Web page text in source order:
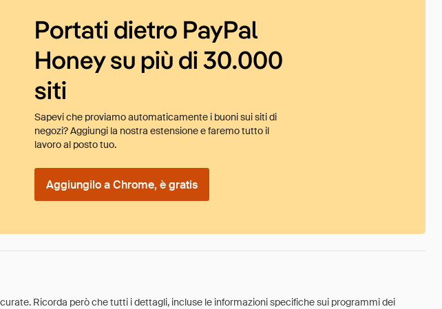
Portati dietro PayPal
Honey su più di 30.000
siti
Sapevi che proviamo automaticamente i buoni sui siti di
negozi? Aggiungi la nostra estensione e faremo tutto il
lavoro al posto tuo.
Aggiungilo a Chrome, è gratis
Ricorda però che tutti i dettagli, incluse le informazioni specifiche sui programmi dei